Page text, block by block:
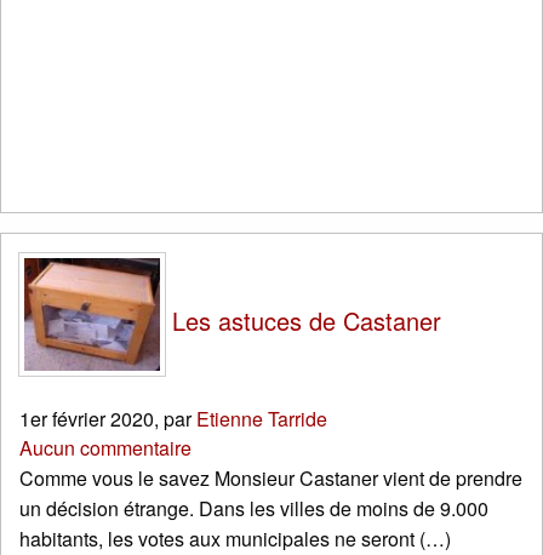
Les astuces de Castaner
1er février 2020, parEtienne Tarride
Aucun commentaire
Comme vous le savez Monsieur Castaner vient de prendre
un décision étrange. Dans les villes de moins de 9.000
habitants, les votes aux municipales ne seront (…)